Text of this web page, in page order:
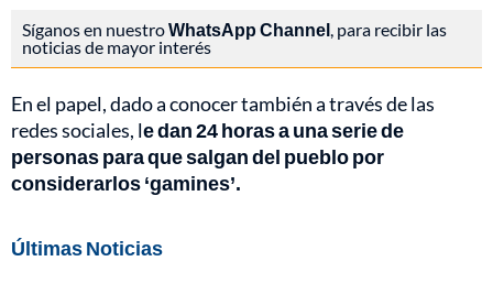
Síganos en nuestroWhatsApp Channel, para recibir las
noticias de mayor interés
En el papel, dado a conocer también a través de las
redes sociales, le dan 24 horas a una serie de
personas para que salgan del pueblo por
considerarlos ‘gamines’.
Últimas Noticias